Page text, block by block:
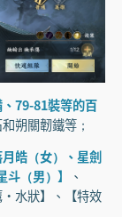
79-81裝等的百
朔關韌鐵等；
皓（女）、星劍
（男）】
、
·水狀】、【特效